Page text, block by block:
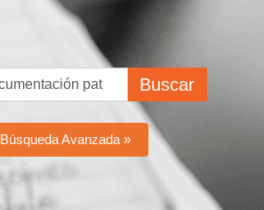
Buscar
Búsqueda Avanzada »